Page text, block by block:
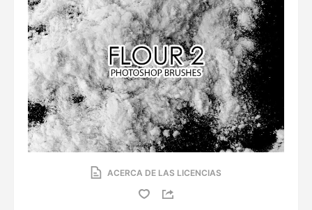
ACERCA DE LAS LICENCIAS